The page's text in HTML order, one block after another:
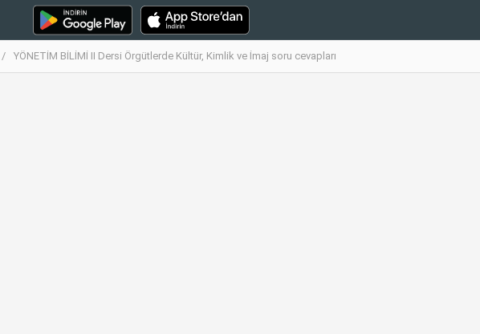
YÖNETİM BİLİMİ II Dersi Örgütlerde Kültür, Kimlik ve İmaj soru cevapları